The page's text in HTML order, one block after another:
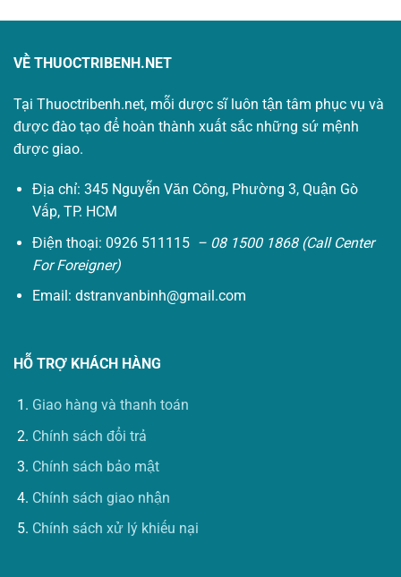
VỀ THUOCTRIBENH.NET
Tại Thuoctribenh.net, mỗi dược sĩ luôn tận tâm phục vụ và
được đào tạo để hoàn thành xuất sắc những sứ mệnh
được giao.
Địa chỉ: 345 Nguyễn Văn Công, Phường 3, Quận Gò
Vấp, TP. HCM
Điện thoại: 0926 511115 – 08 1500 1868 (Call Center
For Foreigner)
Email: dstranvanbinh@gmail.com
HỖ TRỢ KHÁCH HÀNG
Giao hàng và thanh toán
Chính sách đổi trả
Chính sách bảo mật
Chính sách giao nhận
Chính sách xử lý khiếu nại